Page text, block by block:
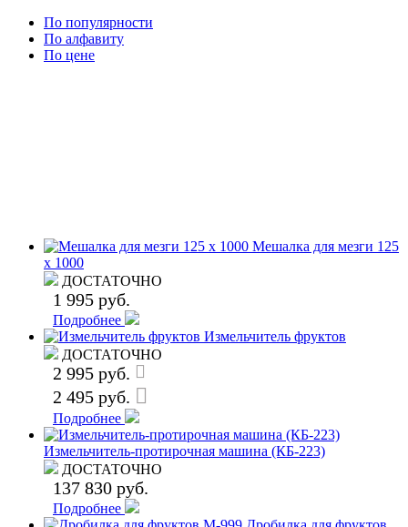
По популярности
По алфавиту
По цене
Мешалка для мезги 125
х 1000
ДОСТАТОЧНО
1 995 руб.
Подробнее
Измельчитель фруктов
ДОСТАТОЧНО
2 995 руб.
2 495 руб.
Подробнее
Измельчитель-протирочная машина (КБ-223)
ДОСТАТОЧНО
137 830 руб.
Подробнее